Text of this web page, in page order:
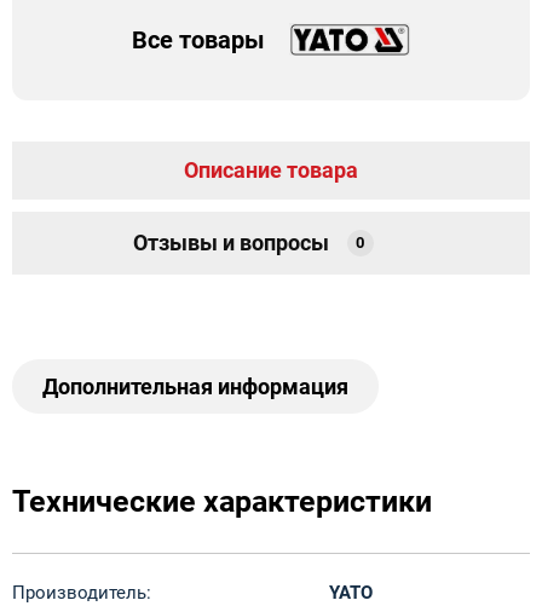
Все товары
Описание товара
Отзывы и вопросы 0
Дополнительная информация
Технические характеристики
Производитель:
YATO